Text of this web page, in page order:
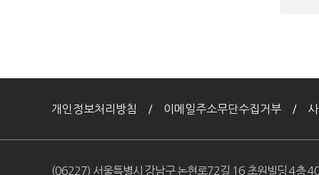
개인정보처리방침 이메일주소무단수집거부
(06227) 서울특별시 강남구 논현로72길 16 초원빌딩 4층